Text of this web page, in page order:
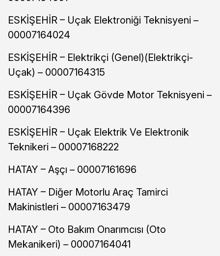
ESKİŞEHİR – Uçak Elektroniği Teknisyeni –
00007164024
ESKİŞEHİR – Elektrikçi (Genel)(Elektrikçi-
Uçak) – 00007164315
ESKİŞEHİR – Uçak Gövde Motor Teknisyeni –
00007164396
ESKİŞEHİR – Uçak Elektrik Ve Elektronik
Teknikeri – 00007168222
HATAY – Aşçı – 00007161696
HATAY – Diğer Motorlu Araç Tamirci
Makinistleri – 00007163479
HATAY – Oto Bakım Onarımcısı (Oto
Mekanikeri) – 00007164041